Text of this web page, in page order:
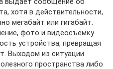
хотя в действительности,
мегабайт или гигабайт.
фото и видеосъемку
устройства, превращая
Выходом из ситуации
пространства либо